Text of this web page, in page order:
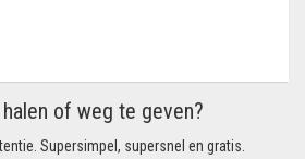
of weg te geven?
Supersimpel, supersnel en gratis.